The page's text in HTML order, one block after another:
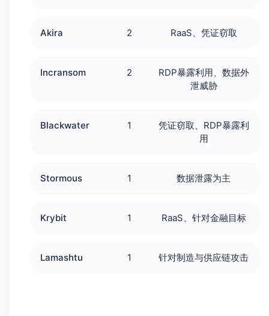
Akira 2 RaaS、凭证窃取
Incransom 2
RDP暴露利用、数据外
泄威胁
Blackwater 1
凭证窃取、RDP暴露利
用
Stormous 1 数据泄露为主
Krybit 1 RaaS、针对金融目标
Lamashtu 1 针对制造与供应链攻击